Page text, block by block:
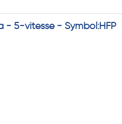
- 5-vitesse - Symbol:HFP